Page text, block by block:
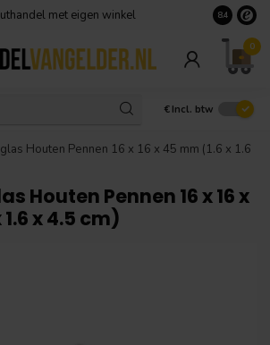
met eigen winkel Geen
8.4
0
€ Incl. btw
Houten Pennen 16 x 16 x 45 mm (1.6 x 1.6
Houten Pennen 16 x 16 x
x 4.5 cm)